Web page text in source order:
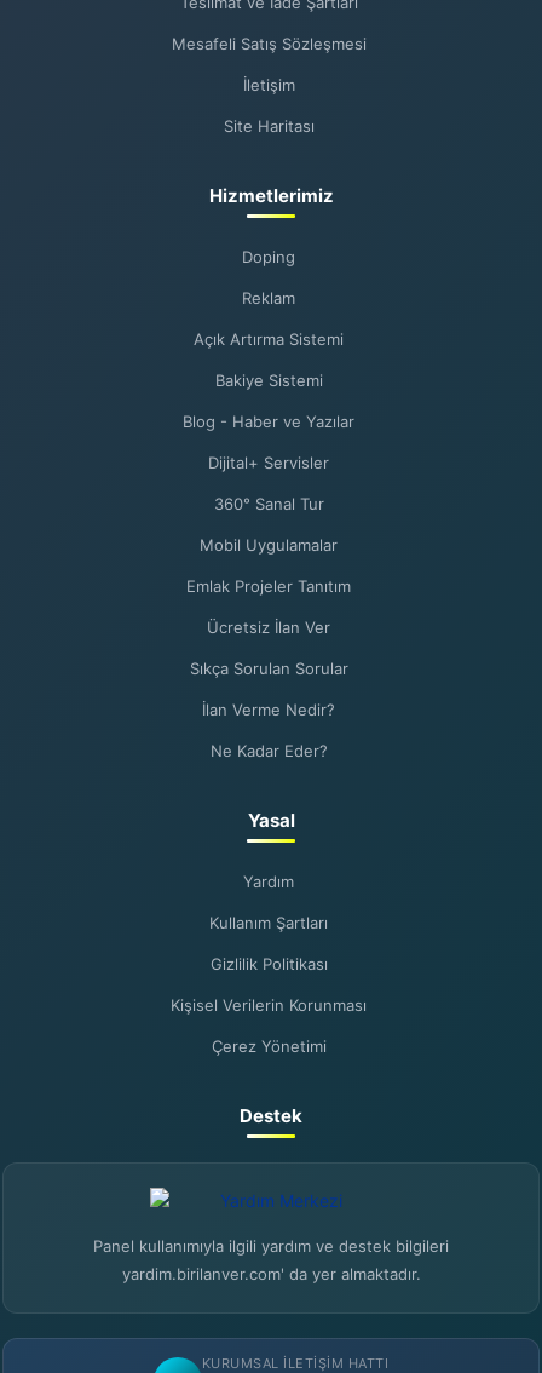
Mesafeli Satış Sözleşmesi
İletişim
Site Haritası
Hizmetlerimiz
Doping
Reklam
Açık Artırma Sistemi
Bakiye Sistemi
Blog - Haber ve Yazılar
Dijital+ Servisler
360° Sanal Tur
Mobil Uygulamalar
Emlak Projeler Tanıtım
Ücretsiz İlan Ver
Sıkça Sorulan Sorular
İlan Verme Nedir?
Ne Kadar Eder?
Yasal
Yardım
Kullanım Şartları
Gizlilik Politikası
Kişisel Verilerin Korunması
Çerez Yönetimi
Destek
Panel kullanımıyla ilgili yardım ve destek bilgileri
yardim.birilanver.com' da yer almaktadır.
KURUMSAL İLETIŞIM HATTI